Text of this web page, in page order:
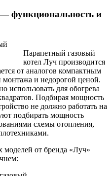
функциональность и
Парапетный газовый
котел Луч производится
от аналогов компактным
и недорогой ценой.
использовать для обогрева
Подбирая мощность
не должно работать на
подбирать мощность
схемы отопления,
от бренда «Луч»